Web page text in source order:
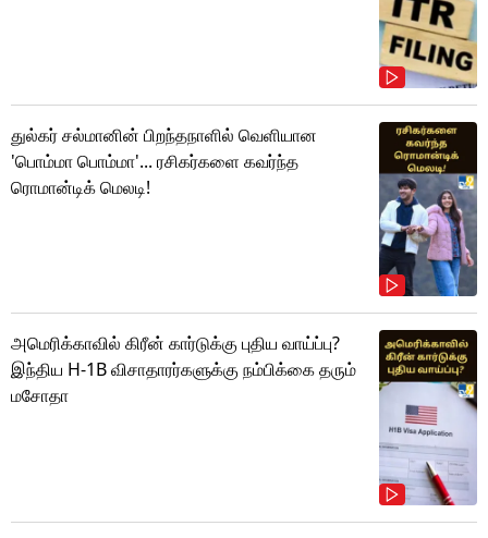
துல்கர் சல்மானின் பிறந்தநாளில் வெளியான
'பொம்மா பொம்மா'... ரசிகர்களை கவர்ந்த
ரொமான்டிக் மெலடி!
அமெரிக்காவில் கிரீன் கார்டுக்கு புதிய வாய்ப்பு?
இந்திய H-1B விசாதாரர்களுக்கு நம்பிக்கை தரும்
மசோதா